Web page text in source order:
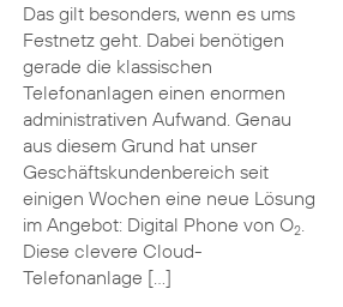
Das gilt besonders, wenn es ums
Festnetz geht. Dabei benötigen
gerade die klassischen
Telefonanlagen einen enormen
administrativen Aufwand. Genau
aus diesem Grund hat unser
Geschäftskundenbereich seit
einigen Wochen eine neue Lösung
im Angebot: Digital Phone von O2.
Diese clevere Cloud-
Telefonanlage […]